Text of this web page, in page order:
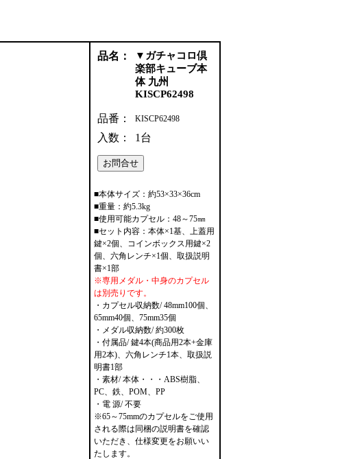
品名：
▼ガチャコロ倶
楽部キューブ本
体 九州
KISCP62498
品番： KISCP62498
入数： 1台
■本体サイズ：約53×33×36cm
■重量：約5.3kg
■使用可能カプセル：48～75㎜
■セット内容：本体×1基、上蓋用
鍵×2個、コインボックス用鍵×2
個、六角レンチ×1個、取扱説明
書×1部
※専用メダル・中身のカプセル
は別売りです。
・カプセル収納数/ 48mm100個、
65mm40個、75mm35個
・メダル収納数/ 約300枚
・付属品/ 鍵4本(商品用2本+金庫
用2本)、六角レンチ1本、取扱説
明書1部
・素材/ 本体・・・ABS樹脂、
PC、鉄、POM、PP
・電 源/ 不要
※65～75mmのカプセルをご使用
される際は同梱の説明書を確認
いただき、仕様変更をお願いい
たします。